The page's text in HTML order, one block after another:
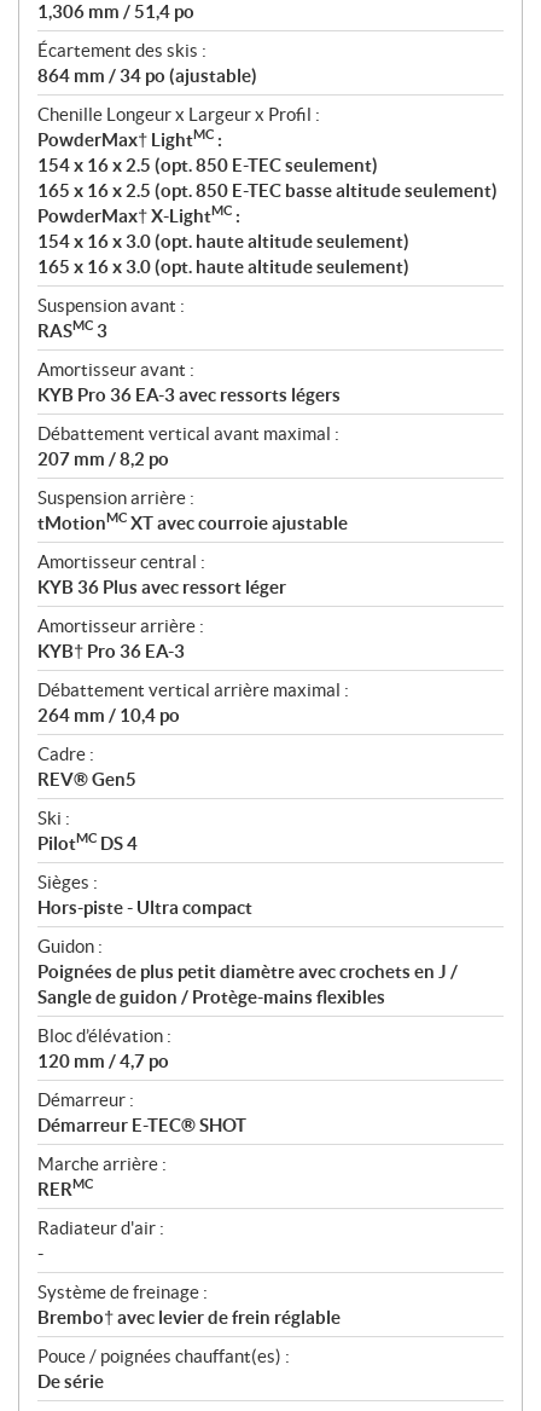
1,306 mm / 51,4 po
Écartement des skis :
864 mm / 34 po (ajustable)
Chenille Longeur x Largeur x Profil :
PowderMax† LightMC :
154 x 16 x 2.5 (opt. 850 E-TEC seulement)
165 x 16 x 2.5 (opt. 850 E-TEC basse altitude seulement)
PowderMax† X-LightMC :
154 x 16 x 3.0 (opt. haute altitude seulement)
165 x 16 x 3.0 (opt. haute altitude seulement)
Suspension avant :
RASMC 3
Amortisseur avant :
KYB Pro 36 EA-3 avec ressorts légers
Débattement vertical avant maximal :
207 mm / 8,2 po
Suspension arrière :
tMotionMC XT avec courroie ajustable
Amortisseur central :
KYB 36 Plus avec ressort léger
Amortisseur arrière :
KYB† Pro 36 EA-3
Débattement vertical arrière maximal :
264 mm / 10,4 po
Cadre :
REV® Gen5
Ski :
PilotMC DS 4
Sièges :
Hors-piste - Ultra compact
Guidon :
Poignées de plus petit diamètre avec crochets en J /
Sangle de guidon / Protège-mains flexibles
Bloc d’élévation :
120 mm / 4,7 po
Démarreur :
Démarreur E-TEC® SHOT
Marche arrière :
RERMC
Radiateur d'air :
-
Système de freinage :
Brembo† avec levier de frein réglable
Pouce / poignées chauffant(es) :
De série